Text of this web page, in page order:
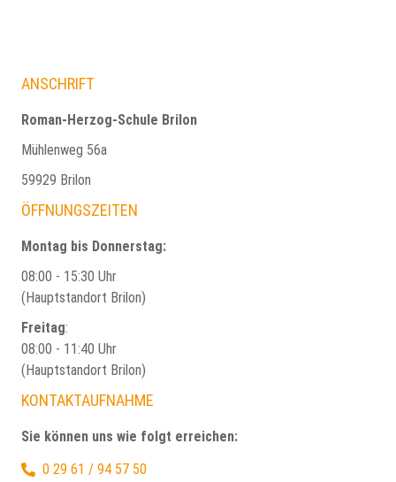
ANSCHRIFT
Roman-Herzog-Schule Brilon
Mühlenweg 56a
59929 Brilon
ÖFFNUNGSZEITEN
Montag bis Donnerstag:
08:00 - 15:30 Uhr
(Hauptstandort Brilon)
Freitag:
08:00 - 11:40 Uhr
(Hauptstandort Brilon)
KONTAKTAUFNAHME
Sie können uns wie folgt erreichen:
0 29 61 / 94 57 50